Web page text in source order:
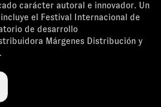
carácter autoral e innovador. Un
el Festival Internacional de
de desarrollo
Márgenes Distribución y